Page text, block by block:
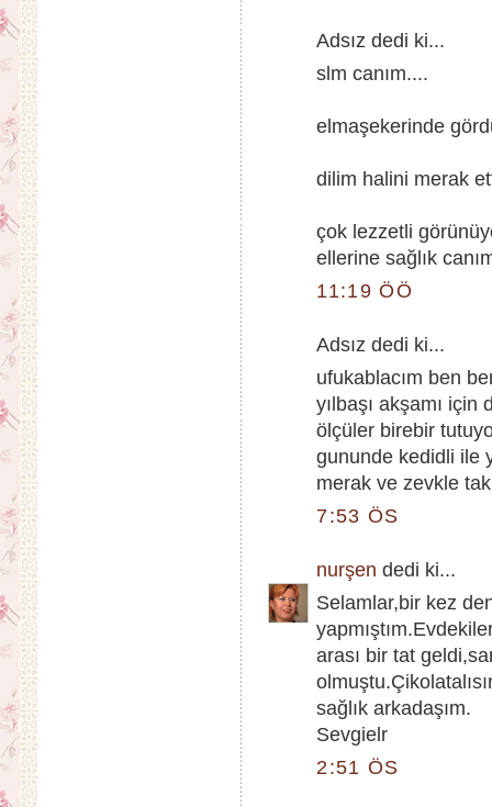
Adsız dedi ki...
slm canım....
elmaşekerinde
dilim halini merak
çok lezzetli
ellerine sağlık
11:19 ÖÖ
Adsız dedi ki...
ufukablacım ben
yılbaşı akşamı
ölçüler birebir
gununde kedidli ile
merak ve zevkle
7:53 ÖS
nurşen dedi ki...
Selamlar,bir kez
arası bir tat
sağlık arkadaşım.
Sevgielr
2:51 ÖS